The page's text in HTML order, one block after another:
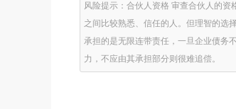
风险提示：合伙人资格 审查合伙人的
之间比较熟悉、信任的人。但理智的选
承担的是无限连带责任，一旦企业债务
力，不应由其承担部分则很难追偿。